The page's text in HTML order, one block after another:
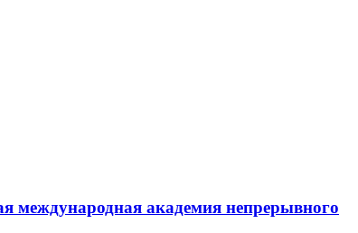
международная академия непрерывного